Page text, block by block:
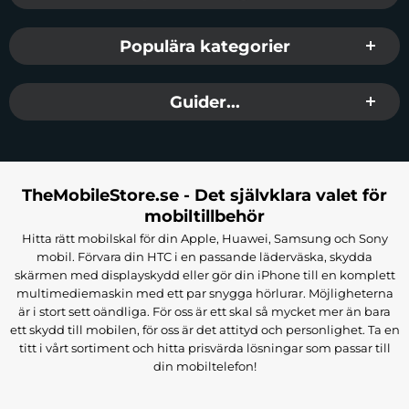
äventyr, släng helt enkelt remmen i tvättmaskinen med kläder av
liknande färg och tvätta den på ett delikat program. Solida material
garanterar motståndskraft mot nötning, repor och missfärgning. 3mk
Silicone Watch Strap för Apple™ är ett premiumtillbehör som
Beställ 3mk Silicone Watch Strap för Apple™ och se hur stor
skillnad en del kan göra.
EAN:5903108565820
Färg:
Powder Rosa
Passar:Apple Watch (42/44/45/49mm)
Populära kategorier
Guider...
TheMobileStore.se - Det självklara valet för
mobiltillbehör
Hitta rätt mobilskal för din Apple, Huawei, Samsung och Sony
mobil. Förvara din HTC i en passande läderväska, skydda
skärmen med displayskydd eller gör din iPhone till en komplett
multimediemaskin med ett par snygga hörlurar. Möjligheterna
är i stort sett oändliga. För oss är ett skal så mycket mer än bara
ett skydd till mobilen, för oss är det attityd och personlighet. Ta en
titt i vårt sortiment och hitta prisvärda lösningar som passar till
din mobiltelefon!